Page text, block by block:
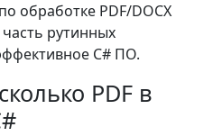
обработке PDF/DOCX
рутинных
C# ПО.
PDF в